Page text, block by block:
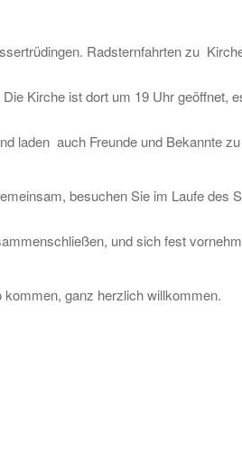
Radsternfahrten zu
Kirche ist dort um 19 Uhr geöffnet,
laden auch Freunde und Bekannte
besuchen Sie im Laufe des
und sich fest
ganz herzlich willkommen.